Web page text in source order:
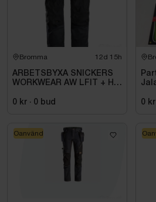
Bromma 12d 15h
ARBETSBYXA SNICKERS
WORKWEAR AW LFIT + HF
0 kr · 0 bud
Partri
0 kr
Oanvänd